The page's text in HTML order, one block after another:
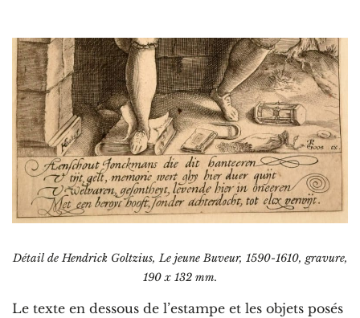
Détail de Hendrick Goltzius, Le jeune Buveur, 1590-1610, gravure,
190 x 132 mm.
Le texte en dessous de l’estampe et les objets posés